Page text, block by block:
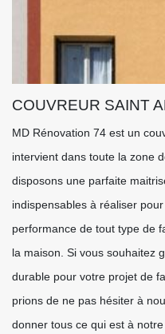
COUVREUR SAINT
MD Rénovation 74 est un
intervient dans toute la zone
disposons une parfaite
indispensables à réaliser
performance de tout type de
la maison. Si vous souhaitez
durable pour votre projet de
prions de ne pas hésiter à
donner tous ce qui est à